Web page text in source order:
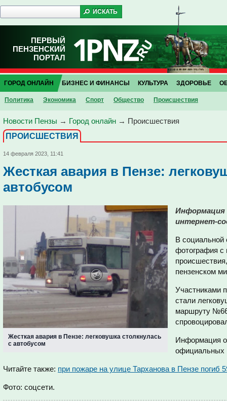
ПЕРВЫЙ
ПЕНЗЕНСКИЙ
ПОРТАЛ
ГОРОД ОНЛАЙН
Политика Экономика Спорт Общество Проиcшествия
БИЗНЕС И ФИНАНСЫ КУЛЬТУРА ЗДОРОВЬЕ
Новости Пензы → Город онлайн → Проиcшествия
ПРОИCШЕСТВИЯ
14 февраля 2023, 11:41
Жесткая авария в Пензе:
автобусом
Жесткая авария в Пензе: легковушка столкнулась
с автобусом
Информация
интернет-
В социальной
фотография с
пензенском
Участниками
стали
маршруту
Информация о
официальных
Читайте также: при пожаре на улице Тарханова в Пензе погиб
Фото: соцсети.